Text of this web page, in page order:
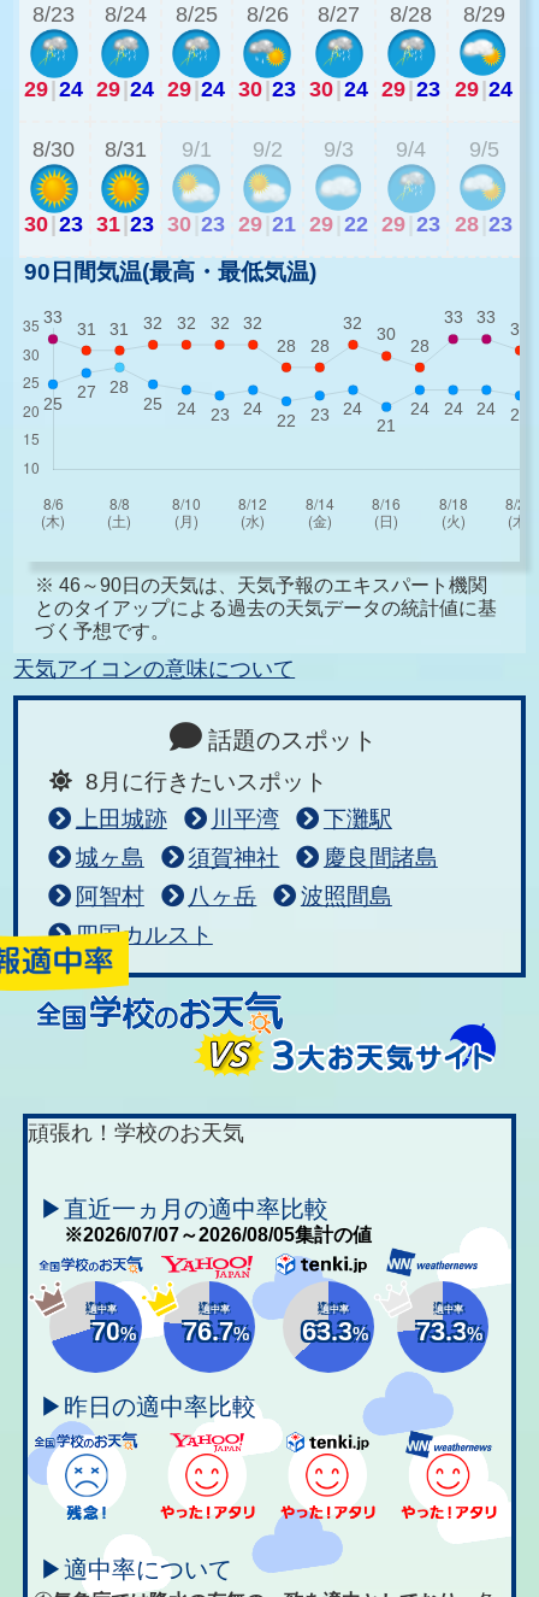
8/23
29 24
8/24
29 24
8/25
29 24
8/26
30 23
8/27
30 24
8/28
29 23
8/29
29 24
8/30
30 23
8/31
31 23
9/1
30 23
9/2
29 21
9/3
29 22
9/4
29 23
9/5
28 23
90日間気温(最高・最低気温)
※ 46～90日の天気は、天気予報のエキスパート機関
とのタイアップによる過去の天気データの統計値に基
づく予想です。
天気アイコンの意味について
話題のスポット
8月に行きたいスポット
上田城跡
川平湾
下灘駅
城ヶ島
須賀神社
慶良間諸島
阿智村
八ヶ岳
波照間島
四国カルスト
頑張れ！学校のお天気
▶直近一ヵ月の適中率比較
※2026/07/07～2026/08/05集計の値
適中率
70%
適中率
76.7%
適中率
63.3%
適中率
73.3%
▶昨日の適中率比較
▶適中率について